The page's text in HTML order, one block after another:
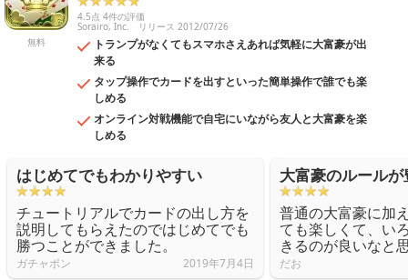
無料
4.5点 4件の評価
Sorairo, Inc. リリース 2012/07/26
トランプがなくてもスマホさえあれば気軽に大富豪が出
来る
タップ操作でカードを出すといった簡単操作で誰でも楽
しめる
オンライン対戦機能で自宅にいながら友人と大富豪を楽
しめる
はじめてでもわかりやすい
チュートリアルでカードの出し方を
説明してもらえたのではじめてでも
勝つことができました。
ガチャポン 2019年7月4日
大富豪のルールが
普通の大富豪に加
ても楽しくて、い
きるのが良いなと
だお